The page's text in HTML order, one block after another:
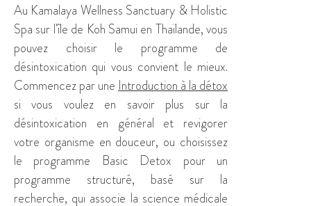
Au Kamalaya Wellness Sanctuary & Holistic
Spa sur l'île de Koh Samui en Thaïlande, vous
pouvez choisir le programme de
désintoxication qui vous convient le mieux.
Commencez par une Introduction à la détox
si vous voulez en savoir plus sur la
désintoxication en général et revigorer
votre organisme en douceur, ou choisissez
le programme Basic Detox pour un
programme structuré, basé sur la
recherche, qui associe la science médicale